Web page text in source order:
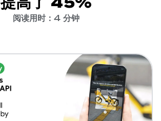
阅读用时：4 分钟